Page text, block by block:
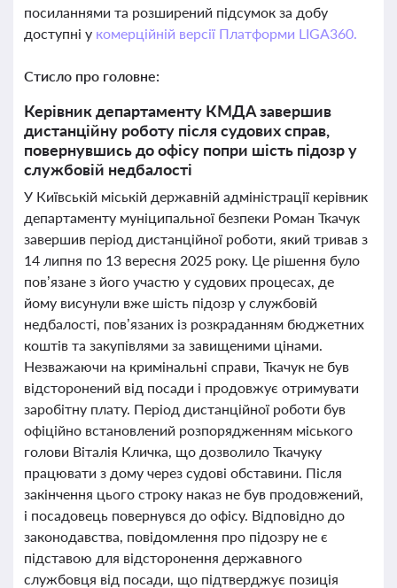
посиланнями та розширений підсумок за добу
доступні у комерційній версії Платформи LIGA360.
Стисло про головне:
Керівник департаменту КМДА завершив
дистанційну роботу після судових справ,
повернувшись до офісу попри шість підозр у
службовій недбалості
У Київській міській державній адміністрації керівник
департаменту муніципальної безпеки Роман Ткачук
завершив період дистанційної роботи, який тривав з
14 липня по 13 вересня 2025 року. Це рішення було
пов’язане з його участю у судових процесах, де
йому висунули вже шість підозр у службовій
недбалості, пов’язаних із розкраданням бюджетних
коштів та закупівлями за завищеними цінами.
Незважаючи на кримінальні справи, Ткачук не був
відсторонений від посади і продовжує отримувати
заробітну плату. Період дистанційної роботи був
офіційно встановлений розпорядженням міського
голови Віталія Кличка, що дозволило Ткачуку
працювати з дому через судові обставини. Після
закінчення цього строку наказ не був продовжений,
і посадовець повернувся до офісу. Відповідно до
законодавства, повідомлення про підозру не є
підставою для відсторонення державного
службовця від посади, що підтверджує позиція